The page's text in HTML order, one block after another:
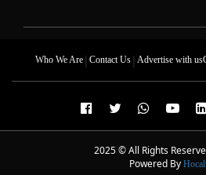
Who We Are| Contact Us| Advertise with us
2025 © All Rights
Powered By